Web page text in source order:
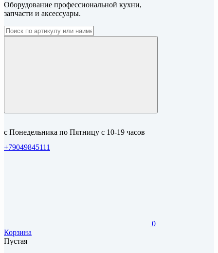
Оборудование профессиональной кухни,
запчасти и аксессуары.
с Понедельника по Пятницу с 10-19 часов
+79049845111
0
Корзина
Пустая